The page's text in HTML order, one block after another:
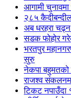
आगामी
२८५
अब धरहरा चढ्न
सडक फोहोर
भरतपुर
सुरु
नेकपा बहुमतको
राजश्व
टिकट नपाउँदा